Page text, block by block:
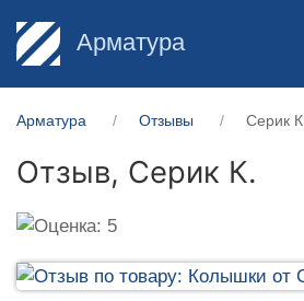
Арматура
Арматура Отзывы Серик К.
Отзыв, Серик К.